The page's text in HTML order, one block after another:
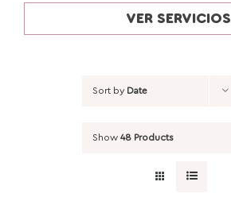
VER SERVICIOS
Sort by Date
Show 48 Products